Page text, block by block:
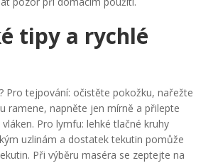
tipy a rychlé
Pro tejpování: očistěte pokožku, nařežte
ramene, napněte jen mírně a přilepte
Pro lymfu: lehké tlačné kruhy
uzlinám a dostatek tekutin pomůže
Při výběru maséra se zeptejte na